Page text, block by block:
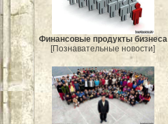
Финансовые продукты бизнеса
[Познавательные новости]